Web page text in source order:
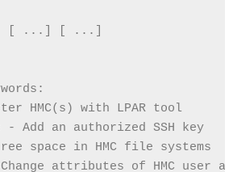
[ ...] [ ...]
HMC(s) with LPAR tool
- Add an authorized SSH key
space in HMC file systems
attributes of HMC user